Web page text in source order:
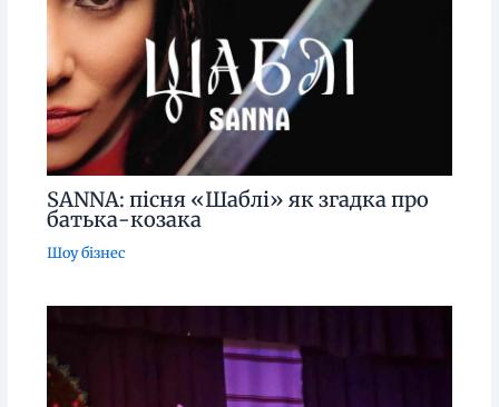
SANNA: пісня «Шаблі» як згадка про
батька-козака
Шоу бізнес